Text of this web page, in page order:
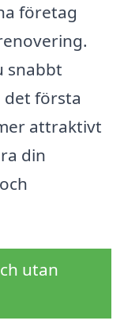
företag
snabbt
första
attraktivt
din
utan